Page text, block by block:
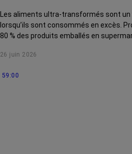
Les aliments ultra-transformés sont
lorsqu’ils sont consommés en excès.
80 % des produits emballés en
reconnaître et s'en passer.
26 juin 2026
59:00